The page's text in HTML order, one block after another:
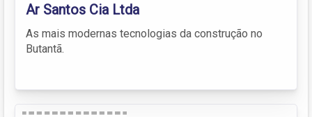
Ar Santos Cia Ltda
As mais modernas tecnologias da construção no
Butantã.